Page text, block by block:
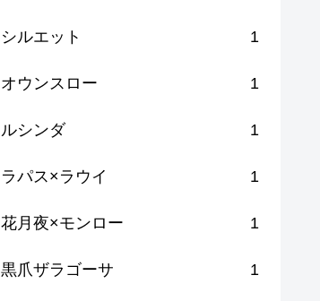
シルエット 1
オウンスロー 1
ルシンダ 1
ラパス×ラウイ 1
花月夜×モンロー 1
黒爪ザラゴーサ 1